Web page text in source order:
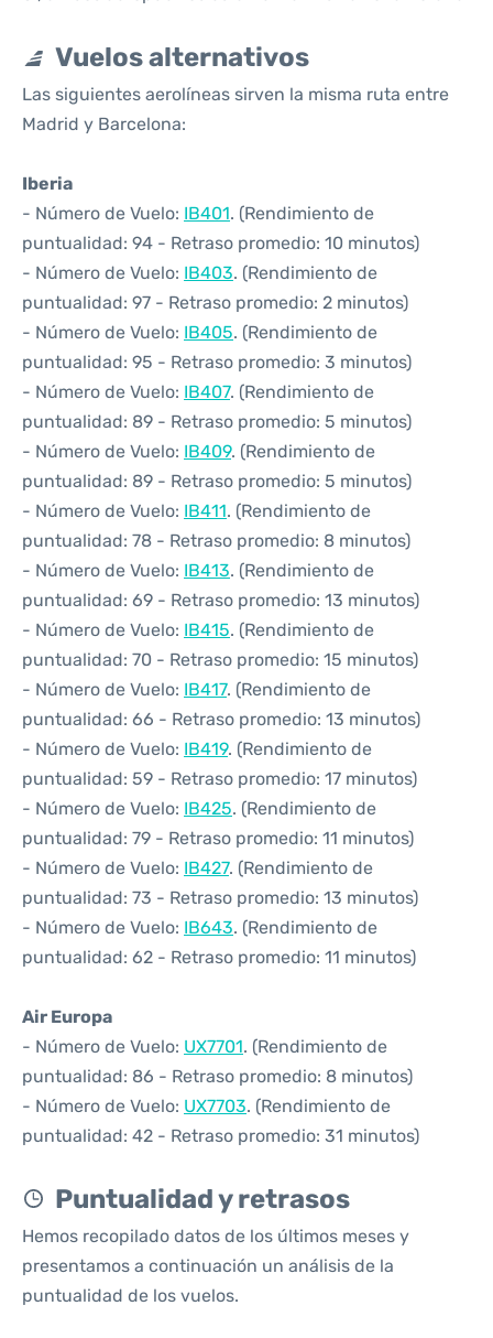
Vuelos alternativos
Las siguientes aerolíneas sirven la misma ruta entre
Madrid y Barcelona:
Iberia
- Número de Vuelo: IB401. (Rendimiento de
puntualidad: 94 - Retraso promedio: 10 minutos)
- Número de Vuelo: IB403. (Rendimiento de
puntualidad: 97 - Retraso promedio: 2 minutos)
- Número de Vuelo: IB405. (Rendimiento de
puntualidad: 95 - Retraso promedio: 3 minutos)
- Número de Vuelo: IB407. (Rendimiento de
puntualidad: 89 - Retraso promedio: 5 minutos)
- Número de Vuelo: IB409. (Rendimiento de
puntualidad: 89 - Retraso promedio: 5 minutos)
- Número de Vuelo: IB411. (Rendimiento de
puntualidad: 78 - Retraso promedio: 8 minutos)
- Número de Vuelo: IB413. (Rendimiento de
puntualidad: 69 - Retraso promedio: 13 minutos)
- Número de Vuelo: IB415. (Rendimiento de
puntualidad: 70 - Retraso promedio: 15 minutos)
- Número de Vuelo: IB417. (Rendimiento de
puntualidad: 66 - Retraso promedio: 13 minutos)
- Número de Vuelo: IB419. (Rendimiento de
puntualidad: 59 - Retraso promedio: 17 minutos)
- Número de Vuelo: IB425. (Rendimiento de
puntualidad: 79 - Retraso promedio: 11 minutos)
- Número de Vuelo: IB427. (Rendimiento de
puntualidad: 73 - Retraso promedio: 13 minutos)
- Número de Vuelo: IB643. (Rendimiento de
puntualidad: 62 - Retraso promedio: 11 minutos)
Air Europa
- Número de Vuelo: UX7701. (Rendimiento de
puntualidad: 86 - Retraso promedio: 8 minutos)
- Número de Vuelo: UX7703. (Rendimiento de
puntualidad: 42 - Retraso promedio: 31 minutos)
Puntualidad y retrasos
Hemos recopilado datos de los últimos meses y
presentamos a continuación un análisis de la
puntualidad de los vuelos.